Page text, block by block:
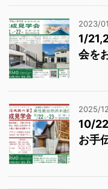
2023/
1/
会を
2025/
10/
お手